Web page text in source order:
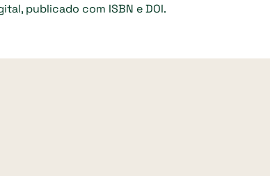
publicado com ISBN e DOI.